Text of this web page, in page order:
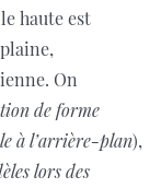
haute est
On
de forme
à l’arrière-plan),
lors des